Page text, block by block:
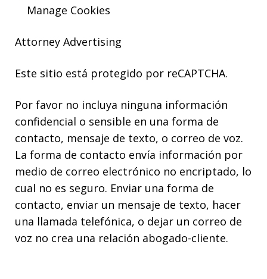
Manage Cookies
Attorney Advertising
Este sitio está protegido por reCAPTCHA.
Por favor no incluya ninguna información
confidencial o sensible en una forma de
contacto, mensaje de texto, o correo de voz.
La forma de contacto envía información por
medio de correo electrónico no encriptado, lo
cual no es seguro. Enviar una forma de
contacto, enviar un mensaje de texto, hacer
una llamada telefónica, o dejar un correo de
voz no crea una relación abogado-cliente.